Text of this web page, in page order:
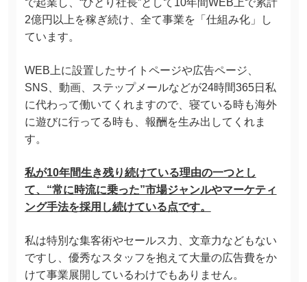
で起業し、“ひとり社長”として10年間WEB上で累計
2億円以上を稼ぎ続け、全て事業を「仕組み化」し
ています。
WEB上に設置したサイトページや広告ページ、
SNS、動画、ステップメールなどが24時間365日私
に代わって働いてくれますので、寝ている時も海外
に遊びに行ってる時も、報酬を生み出してくれま
す。
私が10年間生き残り続けている理由の一つとし
て、“常に時流に乗った”市場ジャンルやマーケティ
ング手法を採用し続けている点です。
私は特別な集客術やセールス力、文章力などもない
ですし、優秀なスタッフを抱えて大量の広告費をか
けて事業展開しているわけでもありません。